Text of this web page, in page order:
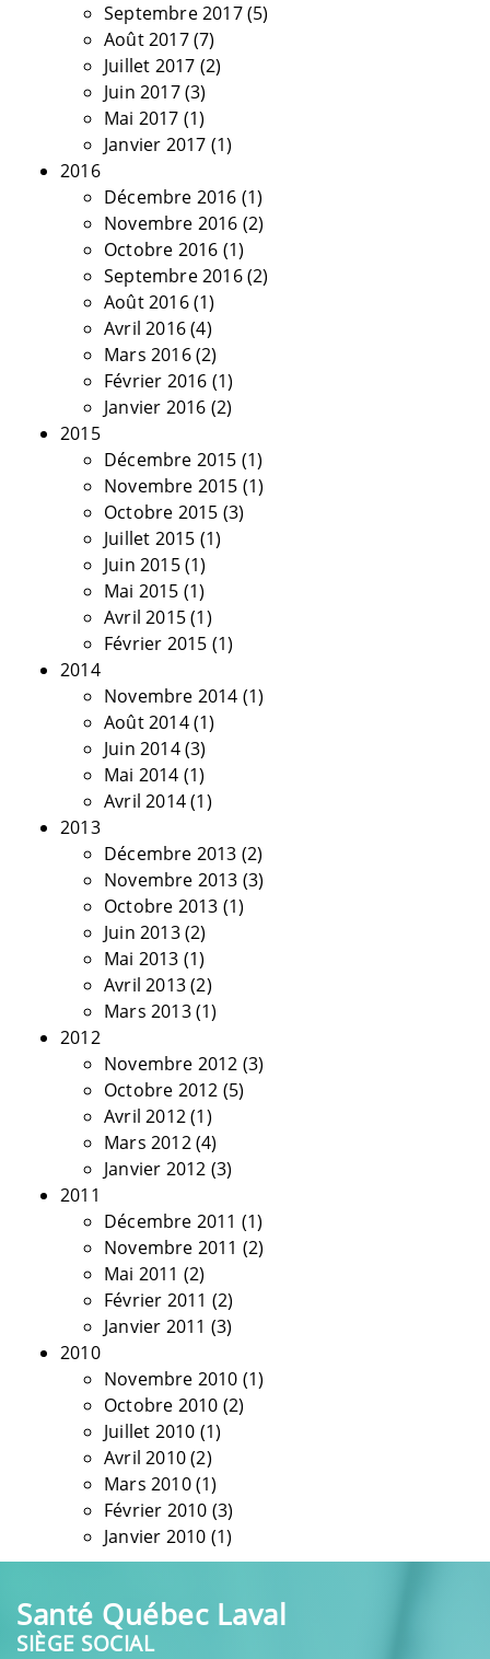
Septembre 2017(5)
Août 2017(7)
Juillet 2017 (2)
Juin 2017(3)
Mai 2017 (1)
Janvier 2017 (1)
2016
Décembre 2016 (1)
Novembre 2016 (2)
Octobre 2016 (1)
Septembre 2016(2)
Août 2016(1)
Avril 2016(4)
Mars 2016(2)
Février 2016 (1)
Janvier 2016 (2)
2015
Décembre 2015 (1)
Novembre 2015 (1)
Octobre 2015 (3)
Juillet 2015 (1)
Juin 2015(1)
Mai 2015 (1)
Avril 2015(1)
Février 2015 (1)
2014
Novembre 2014 (1)
Août 2014(1)
Juin 2014(3)
Mai 2014 (1)
Avril 2014(1)
2013
Décembre 2013 (2)
Novembre 2013 (3)
Octobre 2013 (1)
Juin 2013(2)
Mai 2013 (1)
Avril 2013(2)
Mars 2013(1)
2012
Novembre 2012 (3)
Octobre 2012 (5)
Avril 2012(1)
Mars 2012(4)
Janvier 2012 (3)
2011
Décembre 2011 (1)
Novembre 2011 (2)
Mai 2011 (2)
Février 2011 (2)
Janvier 2011 (3)
2010
Novembre 2010 (1)
Octobre 2010 (2)
Juillet 2010 (1)
Avril 2010(2)
Mars 2010(1)
Février 2010 (3)
Janvier 2010 (1)
Santé Québec Laval
SIÈGE SOCIAL